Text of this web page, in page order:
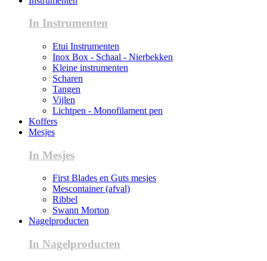
In Instrumenten
Etui Instrumenten
Inox Box - Schaal - Nierbekken
Kleine instrumenten
Scharen
Tangen
Vijlen
Lichtpen - Monofilament pen
Koffers
Mesjes
In Mesjes
First Blades en Guts mesjes
Mescontainer (afval)
Ribbel
Swann Morton
Nagelproducten
In Nagelproducten